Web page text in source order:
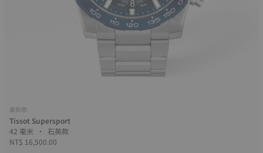
最新款
Tissot Supersport
42 毫米 • 石英款
NT$ 16,500.00